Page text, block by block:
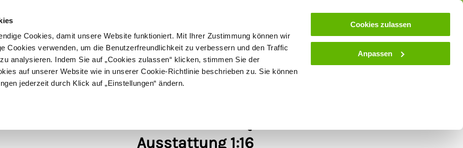
Cookies, damit unsere Website funktioniert. Mit Ihrer Zustimmung können wir
Cookies verwenden, um die Benutzerfreundlichkeit zu verbessern und den Traffic
analysieren. Indem Sie auf „Cookies zulassen“ klicken, stimmen Sie der
auf unserer Website wie in unserer Cookie-Richtlinie beschrieben zu. Sie können
jederzeit durch Klick auf „Einstellungen“ ändern.
Cookies zulassen
Anpassen
Schermaschinen Futter- & Tränkesysteme Haus, Hof & Stall Spielwaren Zaunlexikon SALE
Ausstattung 1:16